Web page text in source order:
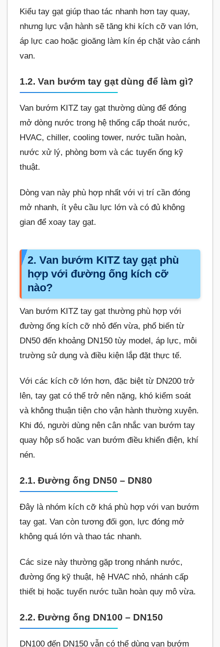
Kiểu tay gạt giúp thao tác nhanh hơn tay quay,
nhưng lực vận hành sẽ tăng khi kích cỡ van lớn,
áp lực cao hoặc gioăng làm kín ép chặt vào cánh
van.
1.2. Van bướm tay gạt dùng để làm gì?
Van bướm KITZ tay gạt thường dùng để đóng
mở dòng nước trong hệ thống cấp thoát nước,
HVAC, chiller, cooling tower, nước tuần hoàn,
nước xử lý, phòng bơm và các tuyến ống kỹ
thuật.
Dòng van này phù hợp nhất với vị trí cần đóng
mở nhanh, ít yêu cầu lực lớn và có đủ không
gian để xoay tay gạt.
2. Van bướm KITZ tay gạt phù
hợp với đường ống kích cỡ
nào?
Van bướm KITZ tay gạt thường phù hợp với
đường ống kích cỡ nhỏ đến vừa, phổ biến từ
DN50 đến khoảng DN150 tùy model, áp lực, môi
trường sử dụng và điều kiện lắp đặt thực tế.
Với các kích cỡ lớn hơn, đặc biệt từ DN200 trở
lên, tay gạt có thể trở nên nặng, khó kiểm soát
và không thuận tiện cho vận hành thường xuyên.
Khi đó, người dùng nên cân nhắc van bướm tay
quay hộp số hoặc van bướm điều khiển điện, khí
nén.
2.1. Đường ống DN50 – DN80
Đây là nhóm kích cỡ khá phù hợp với van bướm
tay gạt. Van còn tương đối gọn, lực đóng mở
không quá lớn và thao tác nhanh.
Các size này thường gặp trong nhánh nước,
đường ống kỹ thuật, hệ HVAC nhỏ, nhánh cấp
thiết bị hoặc tuyến nước tuần hoàn quy mô vừa.
2.2. Đường ống DN100 – DN150
DN100 đến DN150 vẫn có thể dùng van bướm